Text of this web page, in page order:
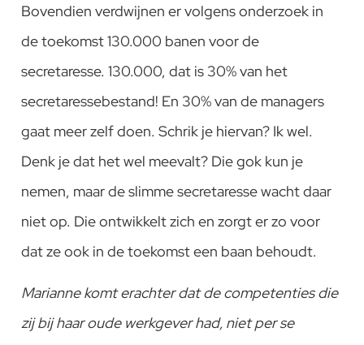
Bovendien verdwijnen er volgens onderzoek in
de toekomst 130.000 banen voor de
secretaresse. 130.000, dat is 30% van het
secretaressebestand! En 30% van de managers
gaat meer zelf doen. Schrik je hiervan? Ik wel.
Denk je dat het wel meevalt? Die gok kun je
nemen, maar de slimme secretaresse wacht daar
niet op. Die ontwikkelt zich en zorgt er zo voor
dat ze ook in de toekomst een baan behoudt.
Marianne komt erachter dat de competenties die
zij bij haar oude werkgever had, niet per se